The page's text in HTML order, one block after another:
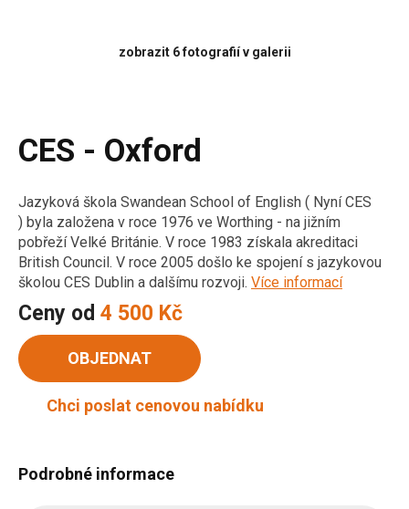
zobrazit 6 fotografií v galerii
CES - Oxford
Jazyková škola Swandean School of English ( Nyní CES
) byla založena v roce 1976 ve Worthing - na jižním
pobřeží Velké Británie. V roce 1983 získala akreditaci
British Council. V roce 2005 došlo ke spojení s jazykovou
školou CES Dublin a dalšímu rozvoji. Více informací
Ceny od 4 500 Kč
OBJEDNAT
Chci poslat cenovou nabídku
Podrobné informace